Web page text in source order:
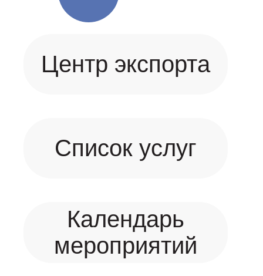
Центр экспорта
Список услуг
Календарь
мероприятий